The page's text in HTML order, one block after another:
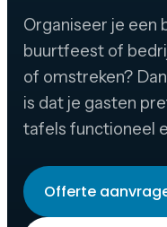
Organiseer je een
buurtfeest of
of omstreken?
is dat je gasten
tafels functioneel
Offerte